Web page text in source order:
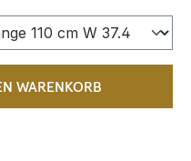
den
WARENKORB